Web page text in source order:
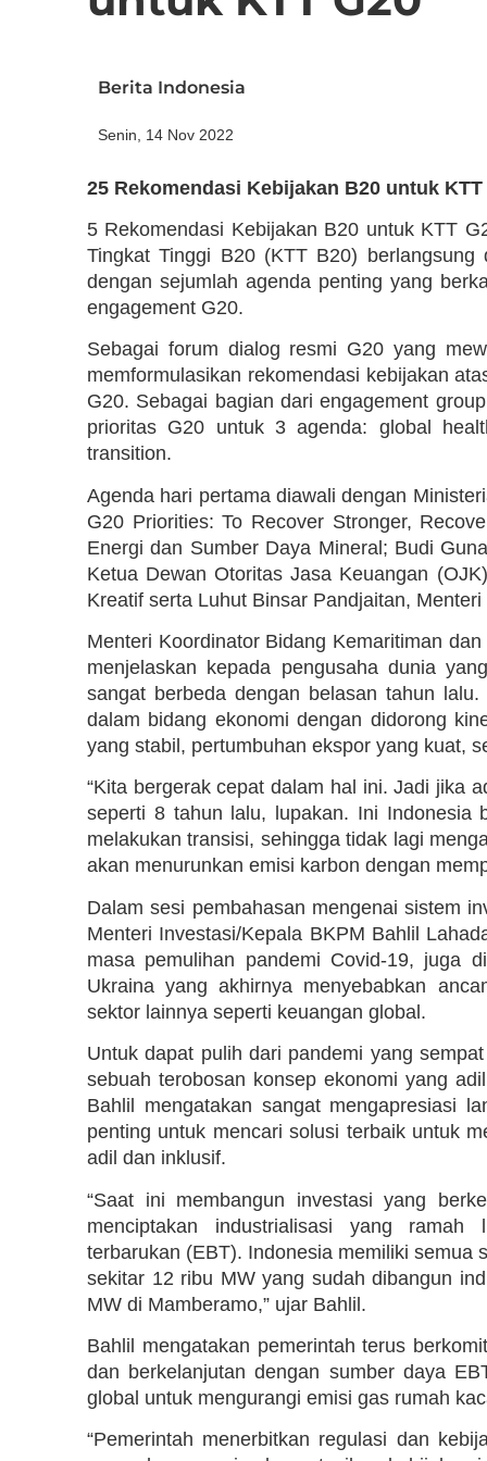
Berita Indonesia
Senin, 14 Nov 2022
25 Rekomendasi Kebijakan B20 untuk KTT
5 Rekomendasi Kebijakan B20 untuk KTT
Tingkat Tinggi B20 (KTT B20)
dengan sejumlah agenda penting yang
engagement G20.
Sebagai forum dialog resmi G20 yang
memformulasikan rekomendasi kebijakan
G20. Sebagai bagian dari engagement
prioritas G20 untuk 3 agenda: global
transition.
Agenda hari pertama diawali dengan
G20 Priorities: To Recover Stronger,
Energi dan Sumber Daya Mineral; Budi
Ketua Dewan Otoritas Jasa Keuangan
Kreatif serta Luhut Binsar Pandjaitan,
Menteri Koordinator Bidang Kemaritiman
menjelaskan kepada pengusaha dunia
sangat berbeda dengan belasan tahun
dalam bidang ekonomi dengan didorong
yang stabil, pertumbuhan ekspor yang kuat,
“Kita bergerak cepat dalam hal ini. Jadi jika
seperti 8 tahun lalu, lupakan. Ini Indonesia
melakukan transisi, sehingga tidak lagi
akan menurunkan emisi karbon dengan
Dalam sesi pembahasan mengenai sistem
Menteri Investasi/Kepala BKPM Bahlil
masa pemulihan pandemi Covid-19, juga
Ukraina yang akhirnya menyebabkan
sektor lainnya seperti keuangan global.
Untuk dapat pulih dari pandemi yang
sebuah terobosan konsep ekonomi yang
Bahlil mengatakan sangat mengapresiasi
penting untuk mencari solusi terbaik untuk
adil dan inklusif.
“Saat ini membangun investasi yang
menciptakan industrialisasi yang ramah
terbarukan (EBT). Indonesia memiliki semua
sekitar 12 ribu MW yang sudah dibangun
MW di Mamberamo,” ujar Bahlil.
Bahlil mengatakan pemerintah terus
dan berkelanjutan dengan sumber daya
global untuk mengurangi emisi gas rumah
“Pemerintah menerbitkan regulasi dan